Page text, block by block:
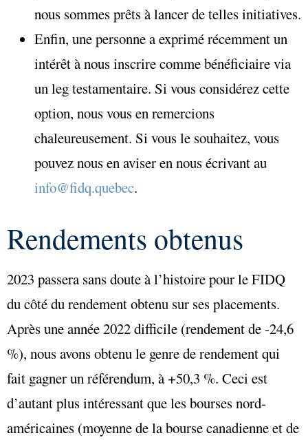
nous sommes prêts à lancer de telles initiatives.
Enfin, une personne a exprimé récemment un
intérêt à nous inscrire comme bénéficiaire via
un leg testamentaire. Si vous considérez cette
option, nous vous en remercions
chaleureusement. Si vous le souhaitez, vous
pouvez nous en aviser en nous écrivant au
info@fidq.quebec.
Rendements obtenus
2023 passera sans doute à l’histoire pour le FIDQ
du côté du rendement obtenu sur ses placements.
Après une année 2022 difficile (rendement de -24,6
%), nous avons obtenu le genre de rendement qui
fait gagner un référendum, à +50,3 %. Ceci est
d’autant plus intéressant que les bourses nord-
américaines (moyenne de la bourse canadienne et de